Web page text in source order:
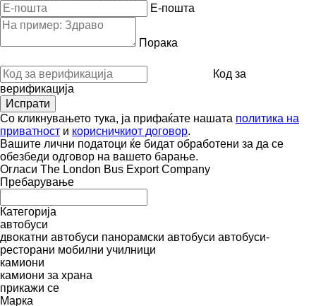
E-пошта
Порака
Код за
верификација
Со кликнувањето тука, ја прифаќате нашата политика на
приватност и корисничкиот договор.
Вашите лични податоци ќе бидат обработени за да се
обезбеди одговор на вашето барање.
Огласи The London Bus Export Company
Пребарување
Категорија
автобуси
двокатни автобуси панорамски автобуси автобуси-
ресторани мобилни училници
камиони
камиони за храна
прикажи се
Марка